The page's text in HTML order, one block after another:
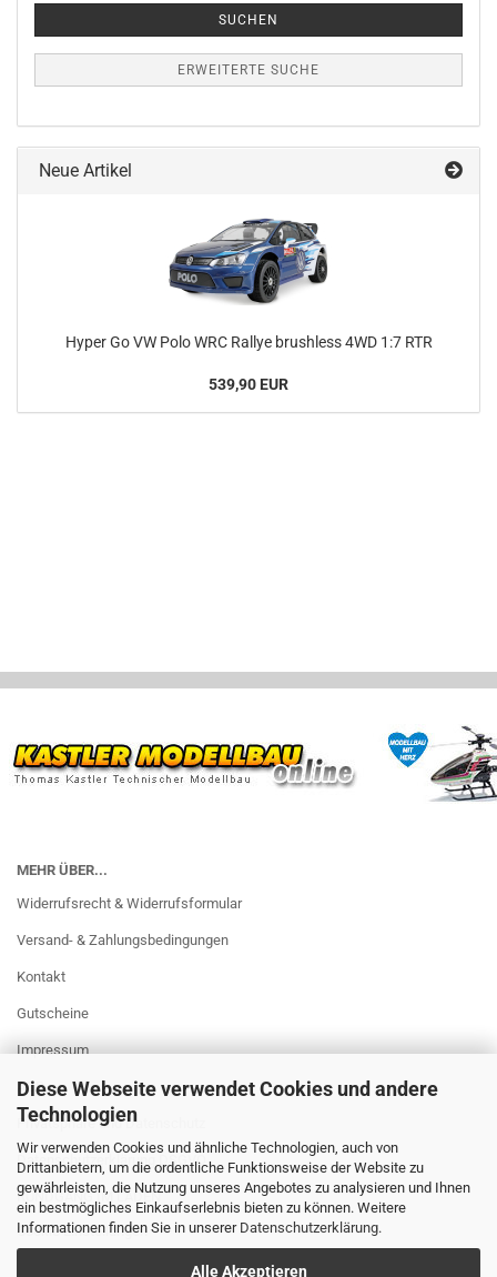
Diese Webseite verwendet Cookies und andere
Technologien
Wir verwenden Cookies und ähnliche Technologien, auch von
Drittanbietern, um die ordentliche Funktionsweise der Website zu
gewährleisten, die Nutzung unseres Angebotes zu analysieren und Ihnen
ein bestmögliches Einkaufserlebnis bieten zu können. Weitere
Informationen finden Sie in unserer Datenschutzerklärung.
Alle Akzeptieren
SUCHEN
ERWEITERTE SUCHE
Neue Artikel
Hyper Go VW Polo WRC Rallye brushless 4WD 1:7 RTR
539,90 EUR
MEHR ÜBER...
Widerrufsrecht & Widerrufsformular
Versand- & Zahlungsbedingungen
Kontakt
Gutscheine
Impressum
AGB
Privatsphäre und Datenschutz
Datenschutzerklärung DSGVO
RUNDGANG IM LADEN
Cookie Einstellungen